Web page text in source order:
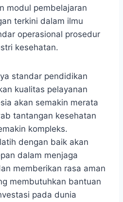
modul pembelajaran
terkini dalam ilmu
operasional prosedur
kesehatan.
standar pendidikan
kualitas pelayanan
akan semakin merata
tantangan kesehatan
kompleks.
dengan baik akan
dalam menjaga
memberikan rasa aman
membutuhkan bantuan
pada dunia